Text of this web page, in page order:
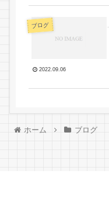
ブログ
2022.09.06
ホーム ブログ